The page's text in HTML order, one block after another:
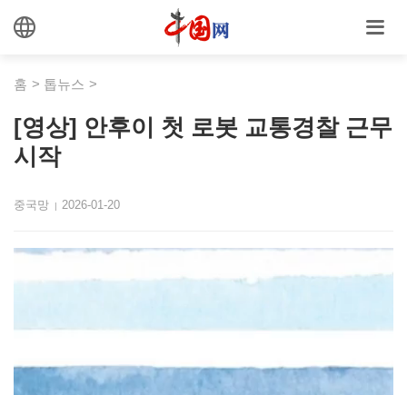
홈 > 톱뉴스 >
[영상] 안후이 첫 로봇 교통경찰 근무
시작
중국망 | 2026-01-20